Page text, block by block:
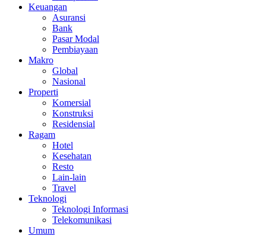
Keuangan
Asuransi
Bank
Pasar Modal
Pembiayaan
Makro
Global
Nasional
Properti
Komersial
Konstruksi
Residensial
Ragam
Hotel
Kesehatan
Resto
Lain-lain
Travel
Teknologi
Teknologi Informasi
Telekomunikasi
Umum